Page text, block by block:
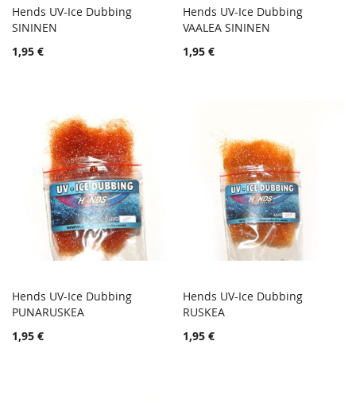
Lisää ostoskoriin
TOIVELISTA
VERTAILUUN
Hends UV-Ice Dubbing
SININEN
1,95 €
Lisää ostoskoriin
Hends UV-Ice Dubbing
VAALEA SININEN
1,95 €
Lisää ostoskoriin
TOIVELISTA
VERTAILUUN
Hends UV-Ice Dubbing
PUNARUSKEA
1,95 €
Lisää ostoskoriin
Hends UV-Ice Dubbing
RUSKEA
1,95 €